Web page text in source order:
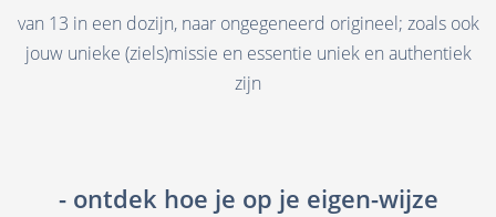
van 13 in een dozijn, naar ongegeneerd origineel; zoals ook
jouw unieke (ziels)missie en essentie uniek en authentiek
zijn
- ontdek hoe je op je eigen-wijze